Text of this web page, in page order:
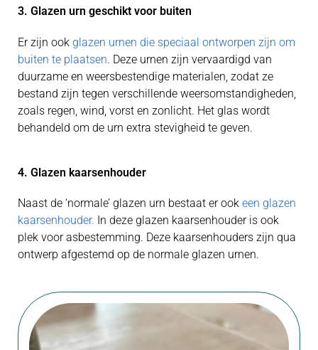
3. Glazen urn geschikt voor buiten
Er zijn ook glazen urnen die speciaal ontworpen zijn om
buiten te plaatsen. Deze urnen zijn vervaardigd van
duurzame en weersbestendige materialen, zodat ze
bestand zijn tegen verschillende weersomstandigheden,
zoals regen, wind, vorst en zonlicht. Het glas wordt
behandeld om de urn extra stevigheid te geven.
4. Glazen kaarsenhouder
Naast de ‘normale’ glazen urn bestaat er ook een glazen
kaarsenhouder. In deze glazen kaarsenhouder is ook
plek voor asbestemming. Deze kaarsenhouders zijn qua
ontwerp afgestemd op de normale glazen urnen.